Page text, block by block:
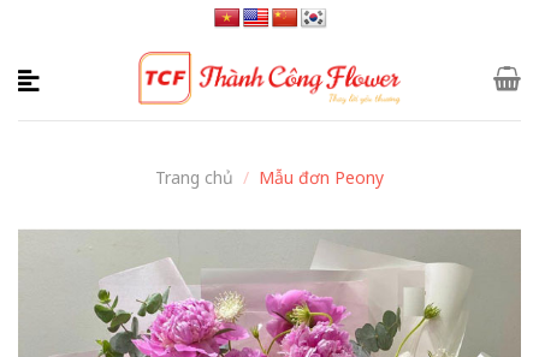
content
Trang chủ / Mẫu đơn Peony